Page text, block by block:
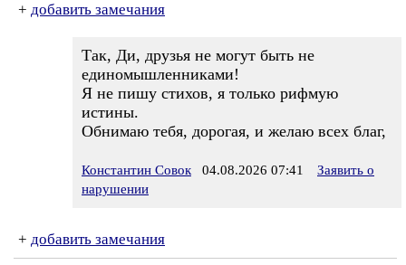
+ добавить замечания
Так, Ди, друзья не могут быть не
единомышленниками!
Я не пишу стихов, я только рифмую
истины.
Обнимаю тебя, дорогая, и желаю всех благ,
Константин Совок 04.08.2026 07:41
Заявить о
нарушении
+ добавить замечания